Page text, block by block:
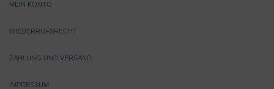
MEIN KONTO
WIEDERRUFSRECHT
ZAHLUNG UND VERSAND
IMPRESSUM